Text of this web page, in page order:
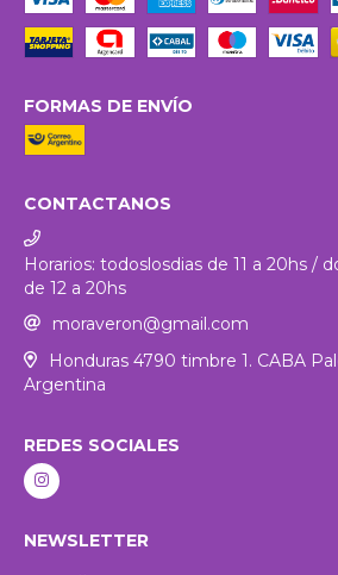
FORMAS DE ENVÍO
CONTACTANOS
Horarios: todoslosdias de 11 a 20hs /
de 12 a 20hs
moraveron@gmail.com
Honduras 4790 timbre 1. CABA
Argentina
REDES SOCIALES
NEWSLETTER